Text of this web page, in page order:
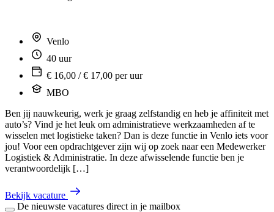
Venlo
40 uur
€ 16,00 / € 17,00 per uur
MBO
Ben jij nauwkeurig, werk je graag zelfstandig en heb je affiniteit met
auto’s? Vind je het leuk om administratieve werkzaamheden af te
wisselen met logistieke taken? Dan is deze functie in Venlo iets voor
jou! Voor een opdrachtgever zijn wij op zoek naar een Medewerker
Logistiek & Administratie. In deze afwisselende functie ben je
verantwoordelijk […]
Bekijk vacature
De nieuwste vacatures direct in je mailbox